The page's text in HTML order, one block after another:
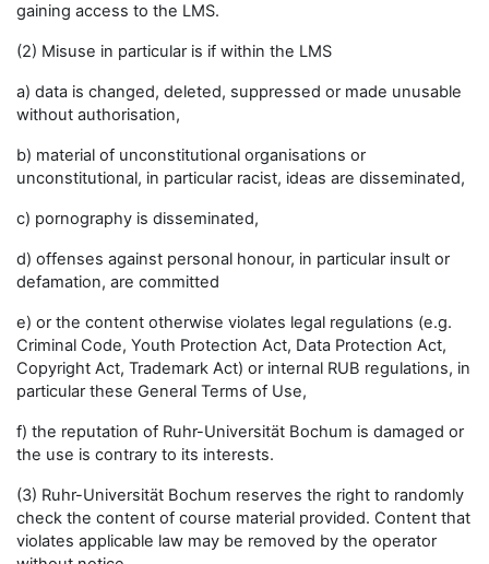
gaining access to the LMS.
(2) Misuse in particular is if within the LMS
a) data is changed, deleted, suppressed or made unusable
without authorisation,
b) material of unconstitutional organisations or
unconstitutional, in particular racist, ideas are disseminated,
c) pornography is disseminated,
d) offenses against personal honour, in particular insult or
defamation, are committed
e) or the content otherwise violates legal regulations (e.g.
Criminal Code, Youth Protection Act, Data Protection Act,
Copyright Act, Trademark Act) or internal RUB regulations, in
particular these General Terms of Use,
f) the reputation of Ruhr-Universität Bochum is damaged or
the use is contrary to its interests.
(3) Ruhr-Universität Bochum reserves the right to randomly
check the content of course material provided. Content that
violates applicable law may be removed by the operator